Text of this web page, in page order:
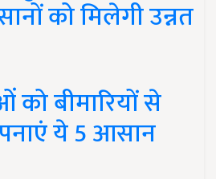
को मिलेगी उन्नत
बीमारियों से
ये 5 आसान